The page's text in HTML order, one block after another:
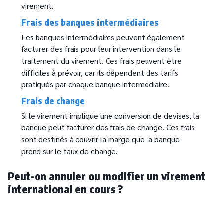
virement.
Text
Frais des banques intermédiaires
Les banques intermédiaires peuvent également
facturer des frais pour leur intervention dans le
traitement du virement. Ces frais peuvent être
difficiles à prévoir, car ils dépendent des tarifs
pratiqués par chaque banque intermédiaire.
Text
Frais de change
Si le virement implique une conversion de devises, la
banque peut facturer des frais de change. Ces frais
sont destinés à couvrir la marge que la banque
prend sur le taux de change.
Peut-on annuler ou modifier un virement
international en cours ?